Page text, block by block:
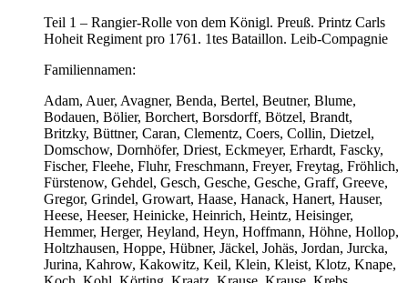
Teil 1 – Rangier-Rolle von dem Königl. Preuß. Printz Carls
Hoheit Regiment pro 1761. 1tes Bataillon. Leib-Compagnie
Familiennamen:
Adam, Auer, Avagner, Benda, Bertel, Beutner, Blume,
Bodauen, Bölier, Borchert, Borsdorff, Bötzel, Brandt,
Britzky, Büttner, Caran, Clementz, Coers, Collin, Dietzel,
Domschow, Dornhöfer, Driest, Eckmeyer, Erhardt, Fascky,
Fischer, Fleehe, Fluhr, Freschmann, Freyer, Freytag, Fröhlich,
Fürstenow, Gehdel, Gesch, Gesche, Gesche, Graff, Greeve,
Gregor, Grindel, Growart, Haase, Hanack, Hanert, Hauser,
Heese, Heeser, Heinicke, Heinrich, Heintz, Heisinger,
Hemmer, Herger, Heyland, Heyn, Hoffmann, Höhne, Hollop,
Holtzhausen, Hoppe, Hübner, Jäckel, Johäs, Jordan, Jurcka,
Jurina, Kahrow, Kakowitz, Keil, Klein, Kleist, Klotz, Knape,